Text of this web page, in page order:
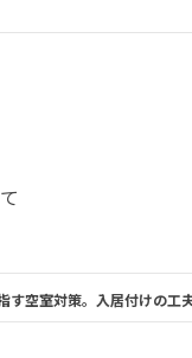
所得
す空室対策。入居付けの工